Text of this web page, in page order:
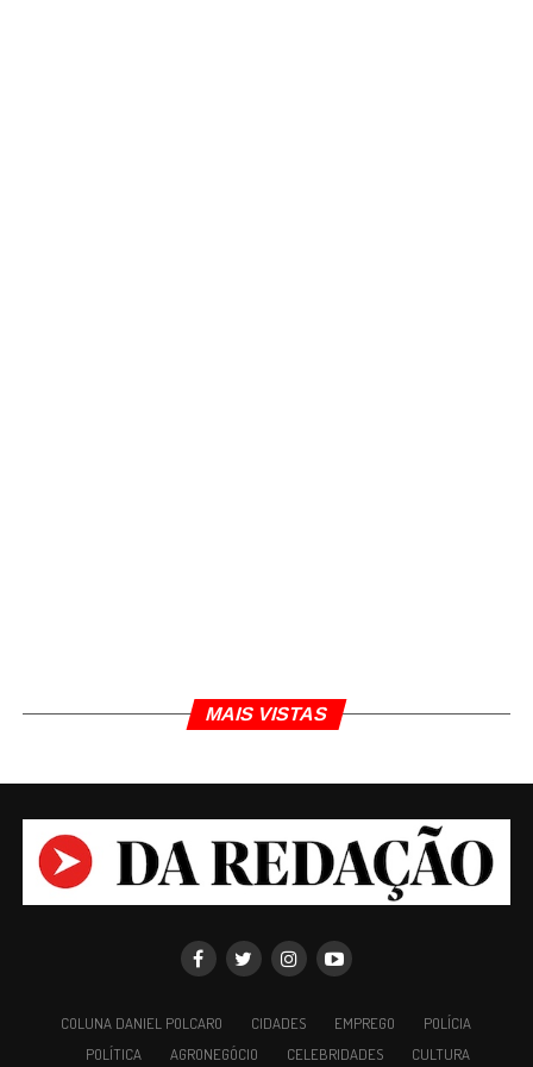
MAIS VISTAS
COLUNA DANIEL POLCARO CIDADES EMPREGO
POLÍCIA
POLÍTICA
AGRONEGÓCIO CELEBRIDADES CULTURA